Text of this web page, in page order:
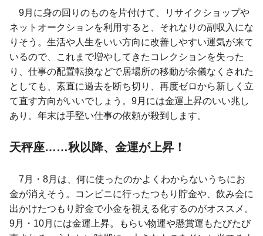
9月に身の回りのものを片付けて、リサイクショップや
ネットオークションを利用すると、それなりの副収入にな
りそう。生活や人生をいい方向に改善しやすい運気が来て
いるので、これまで増やしてきたコレクションを失った
り、仕事の配置転換などで居場所の移動が余儀なくされた
としても、素直に過去を断ち切り、再度ゼロから新しく立
て直す方向がいいでしょう。9月には金運上昇のいい兆し
あり。年末は手堅い仕事の依頼が殺到します。
天秤座……秋以降、金運が上昇！
7月・8月は、何に使ったのかよくわからないうちにお
金が消えそう。コンビニに行ったつもり貯金や、飲み会に
出かけたつもり貯金で小金を視える化するのがオススメ。
9月・10月には金運上昇。もらい物運や懸賞運もたびたび